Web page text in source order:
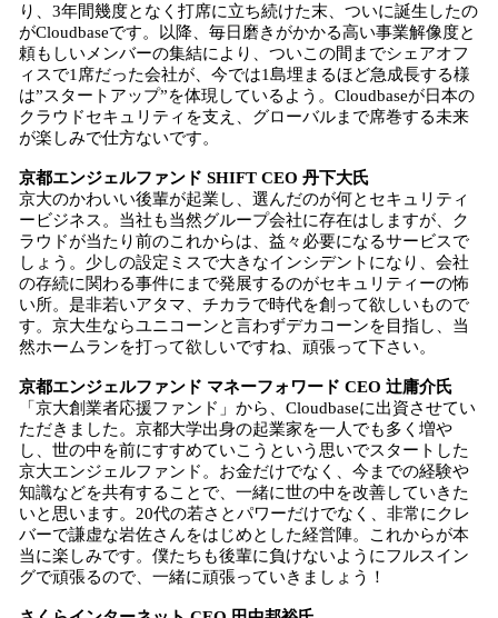
り、3年間幾度となく打席に立ち続けた末、ついに誕生したの
がCloudbaseです。以降、毎日磨きがかかる高い事業解像度と
頼もしいメンバーの集結により、ついこの間までシェアオフ
ィスで1席だった会社が、今では1島埋まるほど急成長する様
は”スタートアップ”を体現しているよう。Cloudbaseが日本の
クラウドセキュリティを支え、グローバルまで席巻する未来
が楽しみで仕方ないです。
京都エンジェルファンド SHIFT CEO 丹下大氏
京大のかわいい後輩が起業し、選んだのが何とセキュリティ
ービジネス。当社も当然グループ会社に存在はしますが、ク
ラウドが当たり前のこれからは、益々必要になるサービスで
しょう。少しの設定ミスで大きなインシデントになり、会社
の存続に関わる事件にまで発展するのがセキュリティーの怖
い所。是非若いアタマ、チカラで時代を創って欲しいもので
す。京大生ならユニコーンと言わずデカコーンを目指し、当
然ホームランを打って欲しいですね、頑張って下さい。
京都エンジェルファンド マネーフォワード CEO 辻庸介氏
「京大創業者応援ファンド」から、Cloudbaseに出資させてい
ただきました。京都大学出身の起業家を一人でも多く増や
し、世の中を前にすすめていこうという思いでスタートした
京大エンジェルファンド。お金だけでなく、今までの経験や
知識などを共有することで、一緒に世の中を改善していきた
いと思います。20代の若さとパワーだけでなく、非常にクレ
バーで謙虚な岩佐さんをはじめとした経営陣。これからが本
当に楽しみです。僕たちも後輩に負けないようにフルスイン
グで頑張るので、一緒に頑張っていきましょう！